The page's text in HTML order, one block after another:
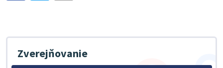
Zverejňovanie